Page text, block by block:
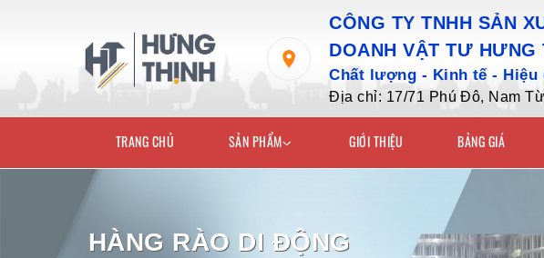
CÔNG TY TNHH SẢN
DOANH VẬT TƯ HƯNG
Chất lượng - Kinh tế - Hiệu
Địa chỉ: 17/71 Phú Đô, Nam
TRANG CHỦ SẢN PHẨM GIỚI THIỆU BẢNG GIÁ
HÀNG RÀO DI ĐỘNG